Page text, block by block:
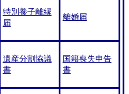
特別養子離縁
届
離婚届
遺産分割協議
書
国籍喪失申告
書